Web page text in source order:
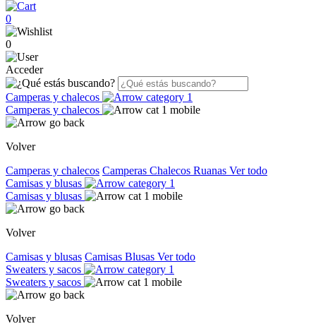
0
0
Acceder
Camperas y chalecos
Camperas y chalecos
Volver
Camperas y chalecos Camperas Chalecos Ruanas Ver todo
Camisas y blusas
Camisas y blusas
Volver
Camisas y blusas Camisas Blusas Ver todo
Sweaters y sacos
Sweaters y sacos
Volver